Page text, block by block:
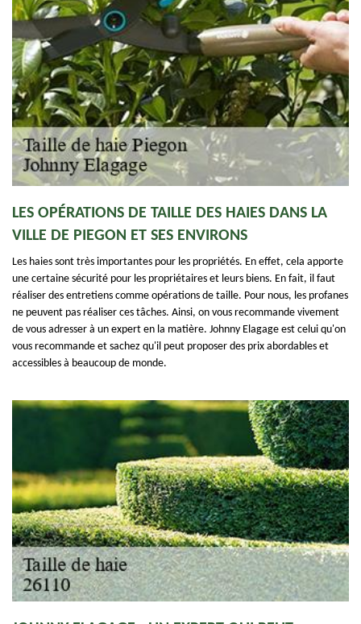
LES OPÉRATIONS DE TAILLE DES HAIES DANS LA
VILLE DE PIEGON ET SES ENVIRONS
Les haies sont très importantes pour les propriétés. En effet, cela apporte
une certaine sécurité pour les propriétaires et leurs biens. En fait, il faut
réaliser des entretiens comme opérations de taille. Pour nous, les profanes
ne peuvent pas réaliser ces tâches. Ainsi, on vous recommande vivement
de vous adresser à un expert en la matière. Johnny Elagage est celui qu'on
vous recommande et sachez qu'il peut proposer des prix abordables et
accessibles à beaucoup de monde.